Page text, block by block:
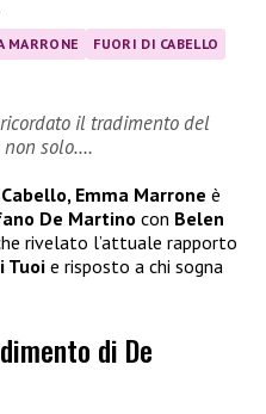
MARRONE
FUORI DI CABELLO
il tradimento del
non solo….
Emma Marrone è
De Martino con Belen
rivelato l’attuale rapporto
Tuoie risposto a chi sogna
di De